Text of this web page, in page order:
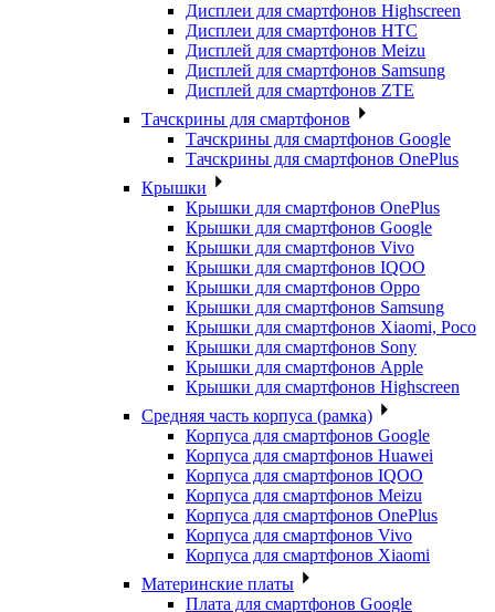
Дисплеи для смартфонов Highscreen
Дисплеи для смартфонов HTC
Дисплей для смартфонов Meizu
Дисплей для смартфонов Samsung
Дисплей для смартфонов ZTE
Тачскрины для смартфонов
Тачскрины для смартфонов Google
Тачскрины для смартфонов OnePlus
Крышки
Крышки для смартфонов OnePlus
Крышки для смартфонов Google
Крышки для смартфонов Vivo
Крышки для смартфонов IQOO
Крышки для смартфонов Oppo
Крышки для смартфонов Samsung
Крышки для смартфонов Xiaomi, Poco
Крышки для смартфонов Sony
Крышки для смартфонов Apple
Крышки для смартфонов Highscreen
Средняя часть корпуса (рамка)
Корпуса для смартфонов Google
Корпуса для смартфонов Huawei
Корпуса для смартфонов IQOO
Корпуса для смартфонов Meizu
Корпуса для смартфонов OnePlus
Корпуса для смартфонов Vivo
Корпуса для смартфонов Xiaomi
Материнские платы
Плата для смартфонов Google